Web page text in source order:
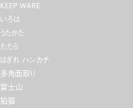
KEEP WARE
いろは
うたかた
たたら
はぎれ ハンカチ
多角面取り
富士山
狛猫